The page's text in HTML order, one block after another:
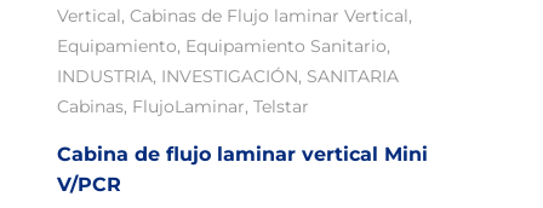
Vertical, Cabinas de Flujo laminar Vertical,
Equipamiento, Equipamiento Sanitario,
INDUSTRIA, INVESTIGACIÓN, SANITARIA
Cabinas, FlujoLaminar, Telstar
Cabina de flujo laminar vertical Mini
V/PCR